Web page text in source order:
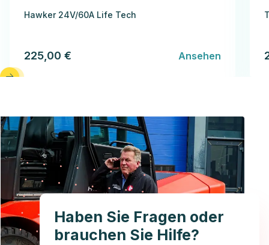
Hawker 24V/60A Life Tech
225,00 € Ansehen
Haben Sie Fragen oder
brauchen Sie Hilfe?